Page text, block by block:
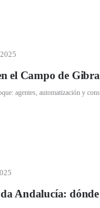
el Campo de
agentes, automatización y
Andalucía: dónde